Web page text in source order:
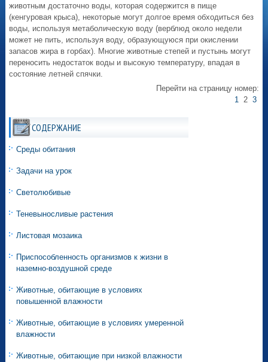
животным достаточно воды, которая содержится в пище
(кенгуровая крыса), некоторые могут долгое время обходиться без
воды, используя метаболическую воду (верблюд около недели
может не пить, используя воду, образующуюся при окислении
запасов жира в горбах). Многие животные степей и пустынь могут
переносить недостаток воды и высокую температуру, впадая в
состояние летней спячки.
Перейти на страницу номер:
12 3
СОДЕРЖАНИЕ
Среды обитания
Задачи на урок
Светолюбивые
Теневыносливые растения
Листовая мозаика
Приспособленность организмов к жизни в
наземно-воздушной среде
Животные, обитающие в условиях
повышенной влажности
Животные, обитающие в условиях умеренной
влажности
Животные, обитающие при низкой влажности